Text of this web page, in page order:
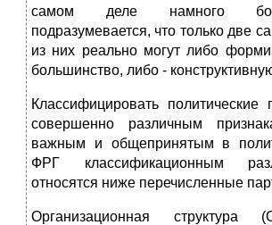
самом деле намного
подразумевается, что только две
из них реально могут либо
боль­шинство, либо -
Классифицировать
совершенно различ­ным
важным и обще­принятым в
ФРГ классификационным
относятся ниже перечисленные
Организационная структура